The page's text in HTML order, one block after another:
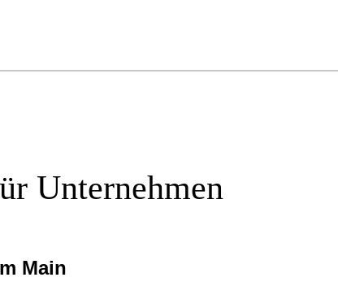
Unternehmen
Main